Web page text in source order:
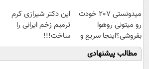
میدونستی 207 خودت
رو میتونی روهوا
بفروشی؟اینجا سریع و
راحت بفروش
این دکتر شیرازی کرم
ترمیم زخم ایرانی را
ساخت!!!
مطالب پیشنهادی